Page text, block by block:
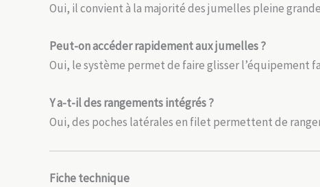
Oui, il convient à la majorité des jumelles pleine
Peut-on accéder rapidement aux jumelles ?
Oui, le système permet de faire glisser l’équipement
Y a-t-il des rangements intégrés ?
Oui, des poches latérales en filet permettent de
Fiche technique